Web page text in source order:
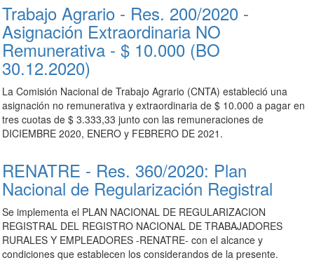
Trabajo Agrario - Res. 200/2020 -
Asignación Extraordinaria NO
Remunerativa - $ 10.000 (BO
30.12.2020)
La Comisión Nacional de Trabajo Agrario (CNTA) estableció una
asignación no remunerativa y extraordinaria de $ 10.000 a pagar en
tres cuotas de $ 3.333,33 junto con las remuneraciones de
DICIEMBRE 2020, ENERO y FEBRERO DE 2021.
RENATRE - Res. 360/2020: Plan
Nacional de Regularización Registral
Se implementa el PLAN NACIONAL DE REGULARIZACION
REGISTRAL DEL REGISTRO NACIONAL DE TRABAJADORES
RURALES Y EMPLEADORES -RENATRE- con el alcance y
condiciones que establecen los considerandos de la presente.